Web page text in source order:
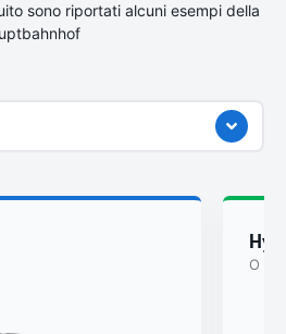
sono riportati alcuni esempi della
O